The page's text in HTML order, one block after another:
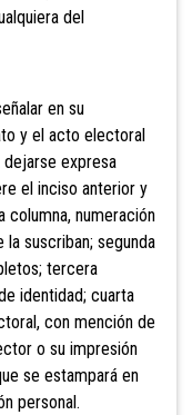
del
en su
y el acto electoral
expresa
el inciso anterior y
columna, numeración
suscriban; segunda
tercera
identidad; cuarta
con mención de
o su impresión
se estampará en
personal.